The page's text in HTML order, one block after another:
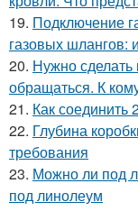
19. Подключение
газовых шлангов:
20. Нужно сделать
обращаться. К
21. Как соединить
22. Глубина
требования
23. Можно ли под
под линолеум